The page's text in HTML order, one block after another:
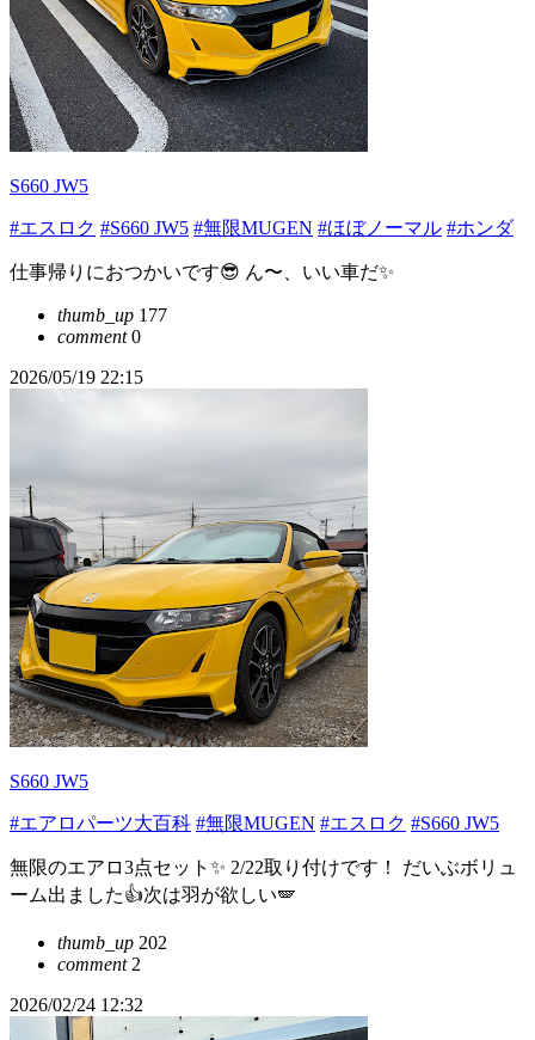
S660 JW5
#エスロク #S660 JW5 #無限MUGEN #ほぼノーマル #ホンダ
仕事帰りにおつかいです😎 ん〜、いい車だ✨
thumb_up 177
comment0
2026/05/19 22:15
S660 JW5
#エアロパーツ大百科 #無限MUGEN #エスロク #S660 JW5
無限のエアロ3点セット✨ 2/22取り付けです！ だいぶボリュ
ーム出ました👍次は羽が欲しい🪽
thumb_up 202
comment2
2026/02/24 12:32